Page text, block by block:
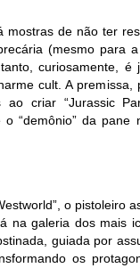
mostras de não ter
(mesmo para
curiosamente,
cult. A
ao criar “Jurassic
“demônio” da pane
o pistoleiro
na galeria dos mais
guiada por
os